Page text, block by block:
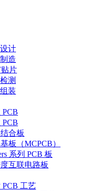
计
造
片
测
装
PCB
PCB
合板
板（MCPCB）
系列 PCB 板
互联电路板
PCB 工艺